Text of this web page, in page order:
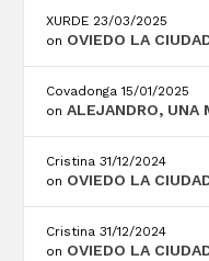
XURDE 23/03/2025
on OVIEDO LA
Covadonga 15/01/2025
onALEJANDRO, UNA
Cristina 31/12/2024
on OVIEDO LA
Cristina 31/12/2024
on OVIEDO LA